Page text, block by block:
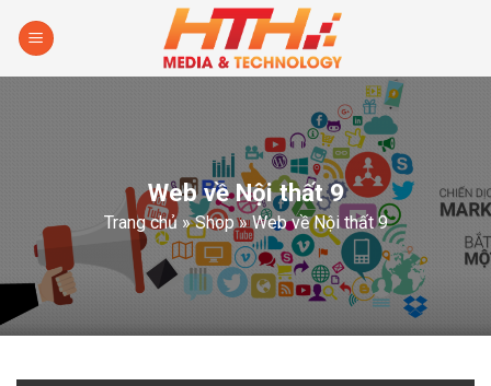
Web về Nội thất 9
Trang chủ»Shop»Web về Nội thất 9